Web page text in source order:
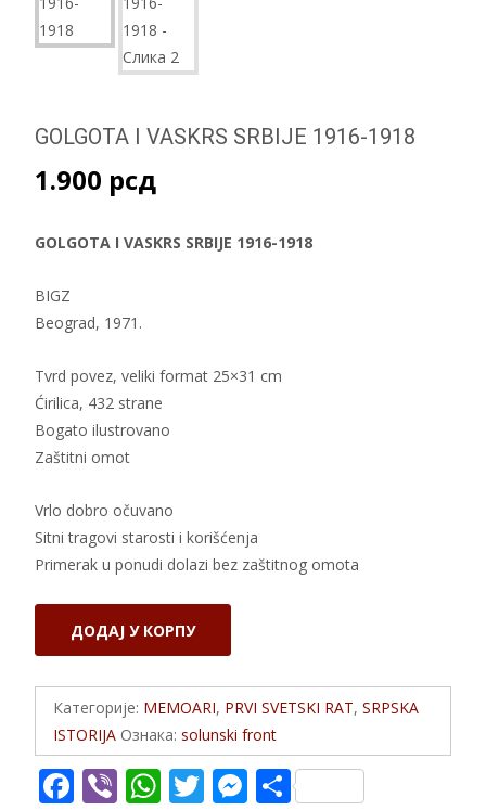
GOLGOTA I VASKRS SRBIJE 1916-1918
1.900 рсд
GOLGOTA I VASKRS SRBIJE 1916-1918
BIGZ
Beograd, 1971.
Tvrd povez, veliki format 25×31 cm
Ćirilica, 432 strane
Bogato ilustrovano
Zaštitni omot
Vrlo dobro očuvano
Sitni tragovi starosti i korišćenja
Primerak u ponudi dolazi bez zaštitnog omota
SRBIJE
1916-
1918
количина
ДОДАЈ У КОРПУ
Категорије: MEMOARI, PRVI SVETSKI RAT, SRPSKA
ISTORIJA Ознака: solunski front
F Vi W T M S